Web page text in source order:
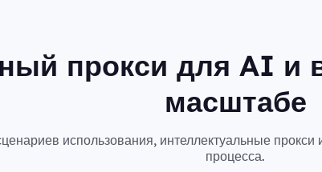
прокси для AI и
масштабе
использования, интеллектуальные
процесса.